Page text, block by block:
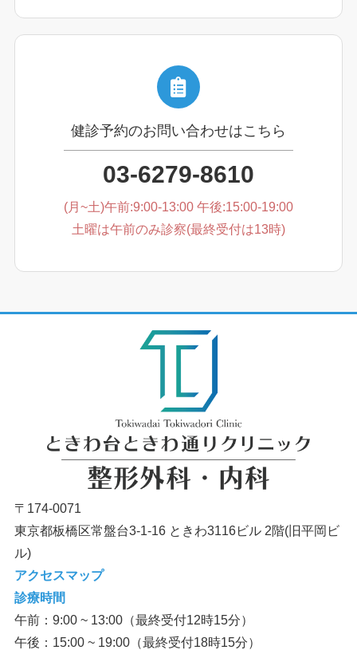
健診予約のお問い合わせはこちら
03-6279-8610
(月~土)午前:9:00-13:00 午後:15:00-19:00
土曜は午前のみ診察(最終受付は13時)
〒174-0071
東京都板橋区常盤台3-1-16 ときわ3116ビル 2階(旧平岡ビ
ル)
アクセスマップ
診療時間
午前：9:00 ~ 13:00（最終受付12時15分）
午後：15:00 ~ 19:00（最終受付18時15分）